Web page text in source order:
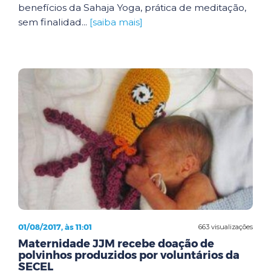
benefícios da Sahaja Yoga, prática de meditação,
sem finalidad... [saiba mais]
663 visualizações
01/08/2017, às 11:01
Maternidade JJM recebe doação de
polvinhos produzidos por voluntários da
SECEL